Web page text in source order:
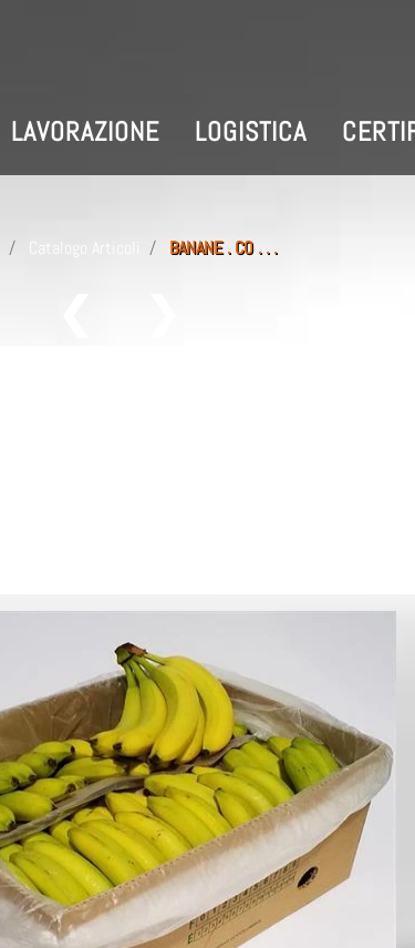
LAVORAZIONE LOGISTICA
Catalogo Articoli BANANE . CO . . .